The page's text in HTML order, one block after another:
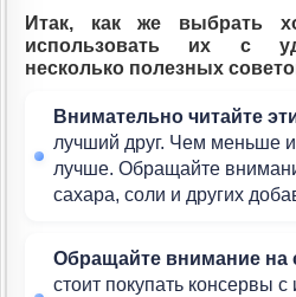
Итак, как же выбрать
использовать их с
несколько полезных
Внимательно читайте
лучший друг. Чем меньше
лучше. Обращайте
сахара, соли и других
Обращайте внимание на
стоит покупать консервы